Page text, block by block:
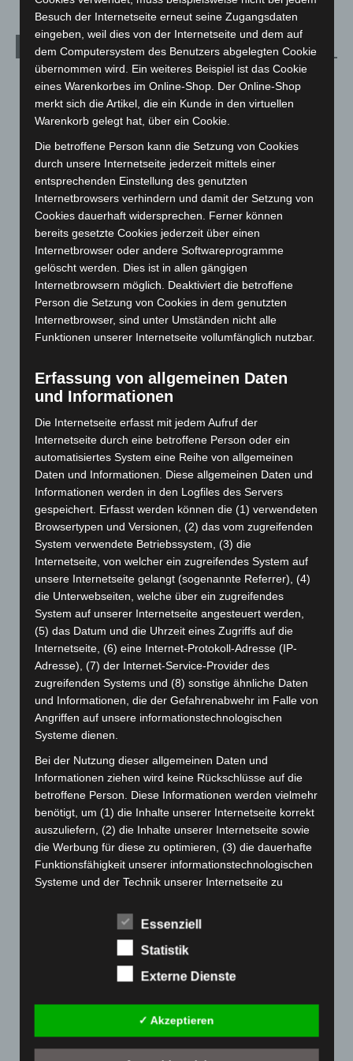
Archiv
August 2026(10)
Juli 2026(73)
Juni 2026(139)
Mai 2026(99)
April 2026(99)
März 2026(115)
Februar 2026(109)
Januar 2026(122)
Dezember 2025(103)
Oktober 2025(112)
September 2025(93)
Juli 2025(90)
Mai 2025(112)
April 2025(88)
Februar 2025 (96)
Januar 2025(88)
Dezember 2024
November 2024(94)
Oktober 2024(93)
September 2024(112)
August 2024(107)
Juli 2024(89)
Juni 2024(107)
Mai 2024(149)
April 2024
März 2024(103)
Februar 2024(103)
Januar 2024(111)
Dezember 2023 (130)
November 2023(130)
Oktober 2023(114)
(133)
(134)
Mai 2023(139)
März 2023(174)
Besuch der Internetseite erneut seine Zugangsdaten
eingeben, weil dies von der Internetseite und dem auf
dem Computersystem des Benutzers abgelegten Cookie
übernommen wird. Ein weiteres Beispiel ist das Cookie
eines Warenkorbes im Online-Shop. Der Online-Shop
merkt sich die Artikel, die ein Kunde in den virtuellen
Warenkorb gelegt hat, über ein Cookie.
Die betroffene Person kann die Setzung von Cookies
durch unsere Internetseite jederzeit mittels einer
entsprechenden Einstellung des genutzten
Internetbrowsers verhindern und damit der Setzung von
Cookies dauerhaft widersprechen. Ferner können
bereits gesetzte Cookies jederzeit über einen
Internetbrowser oder andere Softwareprogramme
gelöscht werden. Dies ist in allen gängigen
Internetbrowsern möglich. Deaktiviert die betroffene
Person die Setzung von Cookies in dem genutzten
Internetbrowser, sind unter Umständen nicht alle
Funktionen unserer Internetseite vollumfänglich nutzbar.
Erfassung von allgemeinen Daten
und Informationen
Die Internetseite erfasst mit jedem Aufruf der
Internetseite durch eine betroffene Person oder ein
automatisiertes System eine Reihe von allgemeinen
Daten und Informationen. Diese allgemeinen Daten und
Informationen werden in den Logfiles des Servers
gespeichert. Erfasst werden können die (1) verwendeten
Browsertypen und Versionen, (2) das vom zugreifenden
System verwendete Betriebssystem, (3) die
Internetseite, von welcher ein zugreifendes System auf
unsere Internetseite gelangt (sogenannte Referrer), (4)
die Unterwebseiten, welche über ein zugreifendes
System auf unserer Internetseite angesteuert werden,
(5) das Datum und die Uhrzeit eines Zugriffs auf die
Internetseite, (6) eine Internet-Protokoll-Adresse (IP-
Adresse), (7) der Internet-Service-Provider des
zugreifenden Systems und (8) sonstige ähnliche Daten
und Informationen, die der Gefahrenabwehr im Falle von
Angriffen auf unsere informationstechnologischen
Systeme dienen.
Bei der Nutzung dieser allgemeinen Daten und
Informationen ziehen wird keine Rückschlüsse auf die
betroffene Person. Diese Informationen werden vielmehr
benötigt, um (1) die Inhalte unserer Internetseite korrekt
auszuliefern, (2) die Inhalte unserer Internetseite sowie
die Werbung für diese zu optimieren, (3) die dauerhafte
Funktionsfähigkeit unserer informationstechnologischen
Systeme und der Technik unserer Internetseite zu
im Falle eines Cyberangriffes die zur Strafverfolgung
notwendigen Informationen bereitzustellen. Diese
anonym erhobenen Daten und Informationen werden
durch uns daher einerseits statistisch und ferner mit dem
Ziel ausgewertet, den Datenschutz und die
Datensicherheit in unserem Unternehmen zu erhöhen,
um letztlich ein optimales Schutzniveau für die von uns
verarbeiteten personenbezogenen Daten
Essenziell
Statistik
Externe Dienste
✓ Akzeptieren